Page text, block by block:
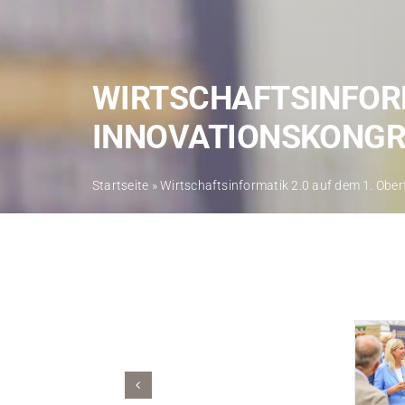
Startseite »Wirtschaftsinformatik 2.0 auf dem 1.